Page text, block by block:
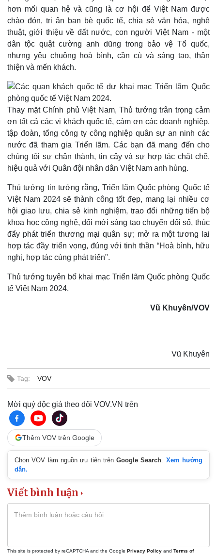
Doanh nghiệp
Thông tin doanh nghiệp
Doanh nghiệp 24h
Doanh nhân
Vì cộng đồng
Công nghệ
Sành điệu
Tin Công nghệ
Trải nghiệm
Chuyển đổi số
Sức khỏe
Dinh dưỡng - món ngon
Cây thuốc
Sản phụ khoa
Nhi khoa
Nam khoa
Phòng mạch online
Nhà đẹp
Tình yêu - Gia đình
hơn mối quan hệ và cũng là cơ hội để Việt Nam được
chào đón, tri ân bạn bè quốc tế, chia sẻ văn hóa, nghệ
thuật, giới thiệu về đất nước, con người Việt Nam - một
dân tộc quật cường anh dũng trong bảo vệ Tổ quốc,
nhưng yêu chuộng hoà bình, cần cù và sáng tạo, thân
thiện và mến khách.
Thay mặt Chính phủ Việt Nam, Thủ tướng trân trọng cảm
ơn tất cả các vị khách quốc tế, cảm ơn các doanh nghiệp,
tập đoàn, tổng công ty công nghiệp quân sự an ninh các
nước đã tham gia Triển lãm. Các bạn đã mang đến cho
chúng tôi sự chân thành, tin cậy và sự hợp tác chặt chẽ,
hiệu quả với Quân đội nhân dân Việt Nam anh hùng.
Thủ tướng tin tưởng rằng, Triển lãm Quốc phòng Quốc tế
Việt Nam 2024 sẽ thành công tốt đẹp, mang lại nhiều cơ
hội giao lưu, chia sẻ kinh nghiệm, trao đổi những tiến bộ
khoa học công nghệ, đổi mới sáng tạo chuyển đổi số, thúc
đẩy phát triển thương mại quân sự; mở ra một tương lai
hợp tác đầy triển vọng, đúng với tinh thần “Hoà bình, hữu
nghị, hợp tác cùng phát triển".
Thủ tướng tuyên bố khai mạc Triển lãm Quốc phòng Quốc
tế Việt Nam 2024.
Vũ Khuyên/VOV
Vũ Khuyên
Tag: VOV
Mời quý độc giả theo dõi VOV.VN trên
Thêm VOV trên Google
Chọn VOV làm nguồn ưu tiên trênGoogle Search
Xem hướng
dẫn.
Viết bình luận
This site is protected by reCAPTCHA and the Google Privacy Policy and Terms of